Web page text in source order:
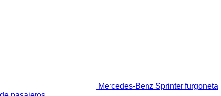
Mercedes-Benz Sprinter furgoneta